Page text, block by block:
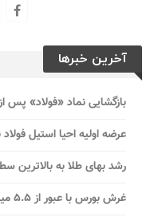
آخرین خبرها
بازگشایی نماد «فولاد» پس
عرضه اولیه احیا استیل
رشد بهای طلا به بالاترین
غرش بورس با عبور از ۵.۵ میلیون واحد